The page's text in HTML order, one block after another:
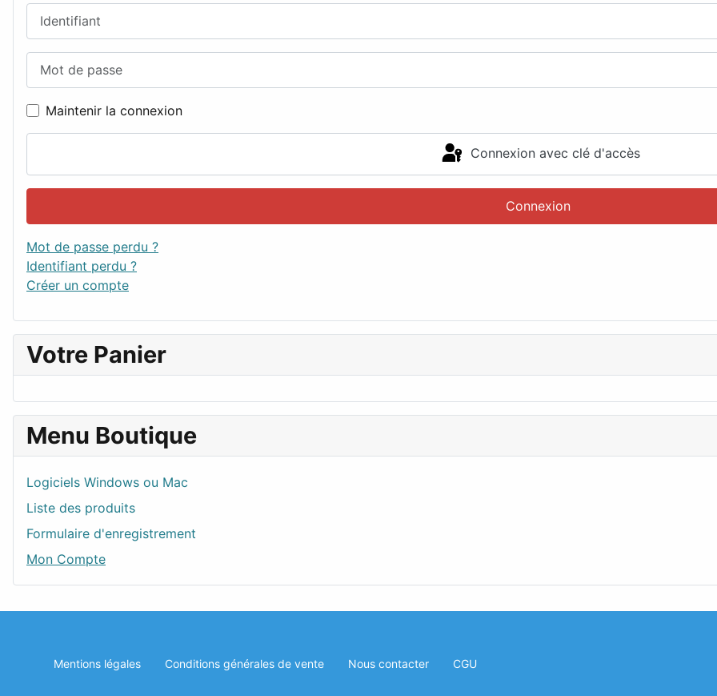
Maintenir la connexion
Connexion avec clé d'accès
Connexion
Mot de passe perdu ?
Identifiant perdu ?
Créer un compte
Votre Panier
Menu Boutique
Logiciels Windows ou Mac
Liste des produits
Formulaire d'enregistrement
Mon Compte
Mentions légales Conditions générales de vente Nous contacter CGU